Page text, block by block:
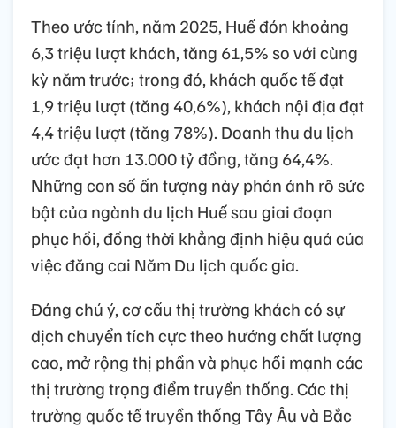
Theo ước tính, năm 2025, Huế đón khoảng
6,3 triệu lượt khách, tăng 61,5% so với cùng
kỳ năm trước; trong đó, khách quốc tế đạt
1,9 triệu lượt (tăng 40,6%), khách nội địa đạt
4,4 triệu lượt (tăng 78%). Doanh thu du lịch
ước đạt hơn 13.000 tỷ đồng, tăng 64,4%.
Những con số ấn tượng này phản ánh rõ sức
bật của ngành du lịch Huế sau giai đoạn
phục hồi, đồng thời khẳng định hiệu quả của
việc đăng cai Năm Du lịch quốc gia.
Đáng chú ý, cơ cấu thị trường khách có sự
dịch chuyển tích cực theo hướng chất lượng
cao, mở rộng thị phần và phục hồi mạnh các
thị trường trọng điểm truyền thống. Các thị
trường quốc tế truyền thống Tây Âu và Bắc